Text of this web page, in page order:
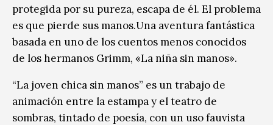
protegida por su pureza, escapa de él. El problema
es que pierde sus manos.Una aventura fantástica
basada en uno de los cuentos menos conocidos
de los hermanos Grimm, «La niña sin manos».
“La joven chica sin manos” es un trabajo de
animación entre la estampa y el teatro de
sombras, tintado de poesía, con un uso fauvista